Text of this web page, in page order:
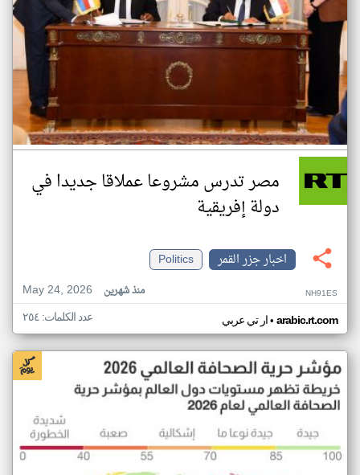
مصر تدرس مشروعا عملاقا جديدا في
دولة إفريقية
اخبار جزر القمر
Politics
May 24, 2026
منذ شهرين NH91ES
ار تي عربي• arabic.rt.com عدد الكلمات: ٢٥٤